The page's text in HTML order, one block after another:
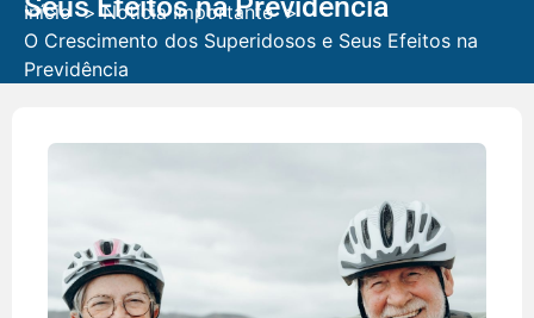
Seus Efeitos na Previdência
Início
Notícia Importante
O Crescimento dos Superidosos e Seus Efeitos na
Previdência